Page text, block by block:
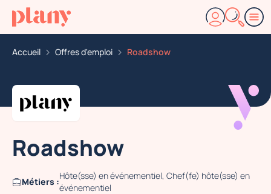
Accueil Offres d'emploi Roadshow
Roadshow
Métiers :
Hôte(sse) en événementiel, Chef(fe) hôte(sse) en
événementiel